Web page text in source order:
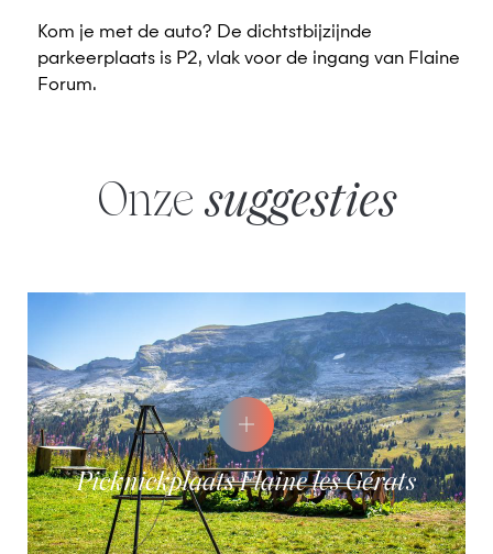
Kom je met de auto? De dichtstbijzijnde
parkeerplaats is P2, vlak voor de ingang van Flaine
Forum.
Onze suggesties
Picknickplaats Flaine les Gérats